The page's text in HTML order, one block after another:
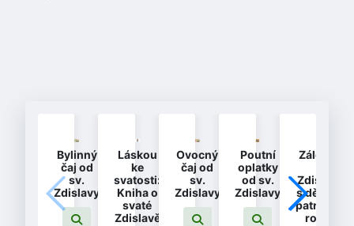
Bylinný
čaj od
sv.
Zdislavy
Láskou
ke
svatosti:
Kniha o
svaté
Zdislavě
Ovocný
čaj od
sv.
Zdislavy
Poutní
oplatky
od sv.
Zdislavy
Záložka
Zdislava
s dětmi -
patronka
rodin